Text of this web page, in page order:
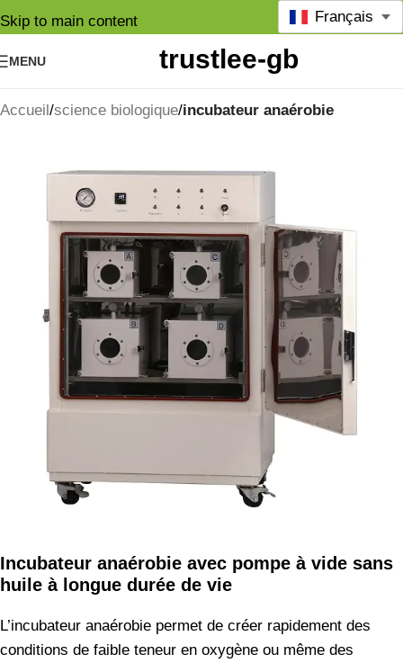
Skip to main content
MENU
Français
Accueil science biologique incubateur anaérobie
Incubateur anaérobie avec pompe à vide sans
huile à longue durée de vie
L’incubateur anaérobie permet de créer rapidement des
conditions de faible teneur en oxygène ou même des